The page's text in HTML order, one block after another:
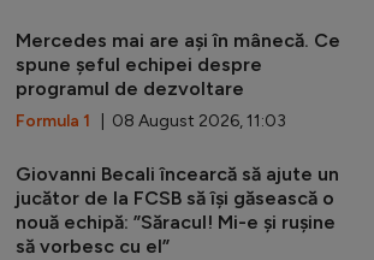
Mercedes mai are ași în mânecă. Ce
spune șeful echipei despre
programul de dezvoltare
Formula 1 | 08 August 2026, 11:03
Giovanni Becali încearcă să ajute un
jucător de la FCSB să își găsească o
nouă echipă: ”Săracul! Mi-e și rușine
să vorbesc cu el”